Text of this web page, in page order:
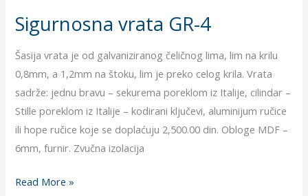
Sigurnosna vrata GR-4
Šasija vrata je od galvaniziranog čeličnog lima, lim na krilu
0,8mm, a 1,2mm na štoku, lim je preko celog krila. Vrata
sadrže: jednu bravu – sekurema poreklom iz Italije, cilindar –
Stille poreklom iz Italije – kodirani ključevi, aluminijum ručice
ili hope ručice koje se doplaćuju 2,500.00 din. Obloge MDF –
6mm, furnir. Zvučna izolacija
GR-
Read More »